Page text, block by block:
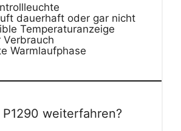
dauerhaft oder gar nicht
Temperaturanzeige
Verbrauch
Warmlaufphase
weiterfahren?